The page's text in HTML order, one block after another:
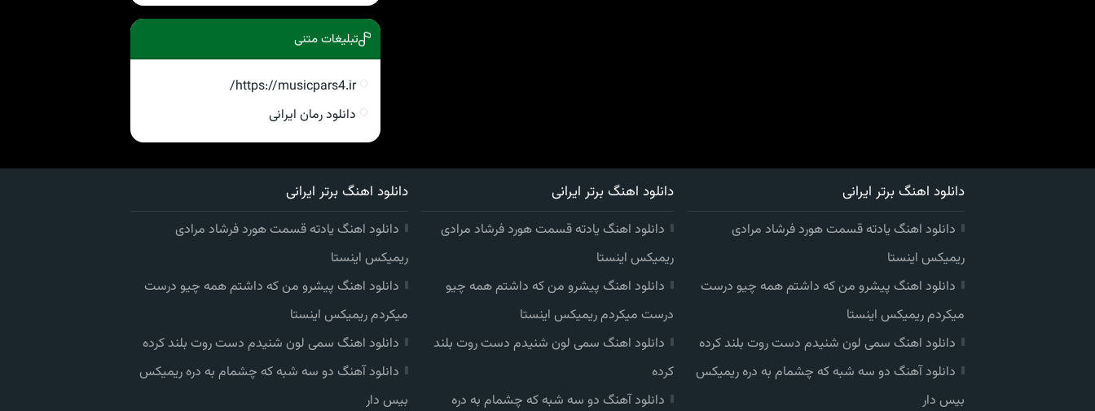
تبلیغات متنی
https://musicpars4.ir/
دانلود رمان ایرانی
دانلود اهنگ برتر ایرانی
دانلود اهنگ یادته قسمت هورد فرشاد مرادی
ریمیکس اینستا
دانلود اهنگ پیشرو من که داشتم همه چیو درست
میکردم ریمیکس اینستا
دانلود اهنگ سمی لون شنیدم دست روت بلند کرده
دانلود آهنگ دو سه شبه که چشمام به دره ریمیکس
بیس دار
دانلود اهنگ برتر ایرانی
دانلود اهنگ یادته قسمت هورد فرشاد مرادی
ریمیکس اینستا
دانلود اهنگ پیشرو من که داشتم همه چیو
درست میکردم ریمیکس اینستا
دانلود اهنگ سمی لون شنیدم دست روت بلند
کرده
دانلود آهنگ دو سه شبه که چشمام به دره
دانلود اهنگ برتر ایرانی
دانلود اهنگ یادته قسمت هورد فرشاد مرادی
ریمیکس اینستا
دانلود اهنگ پیشرو من که داشتم همه چیو درست
میکردم ریمیکس اینستا
دانلود اهنگ سمی لون شنیدم دست روت بلند کرده
دانلود آهنگ دو سه شبه که چشمام به دره ریمیکس
بیس دار